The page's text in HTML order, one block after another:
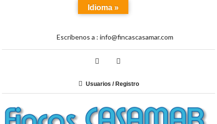
Escríbenos a : info@fincascasamar.com
Usuarios / Registro
Idioma »